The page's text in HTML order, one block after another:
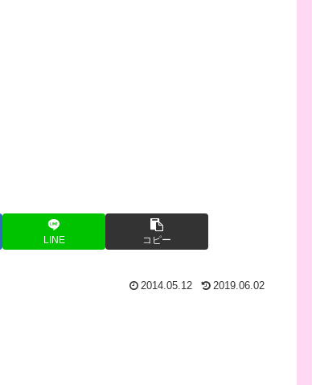
LINE コピー
2014.05.12 2019.06.02